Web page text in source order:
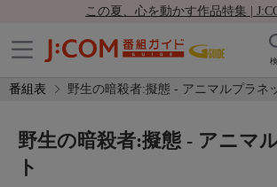
この夏、心を動かす作品特集 |
番組表 野生の暗殺者:擬態 - アニマルプラネ
野生の暗殺者:擬態 - アニマ
ト